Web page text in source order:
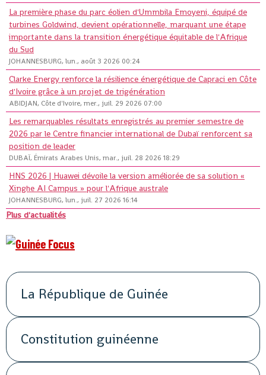
La première phase du parc éolien d'Ummbila Emoyeni, équipé de
turbines Goldwind, devient opérationnelle, marquant une étape
importante dans la transition énergétique équitable de l'Afrique
du Sud
JOHANNESBURG, lun., août 3 2026 00:24
Clarke Energy renforce la résilience énergétique de Capraci en Côte
d'Ivoire grâce à un projet de trigénération
ABIDJAN, Côte d'Ivoire, mer., juil. 29 2026 07:00
Les remarquables résultats enregistrés au premier semestre de
2026 par le Centre financier international de Dubaï renforcent sa
position de leader
DUBAÏ, Émirats Arabes Unis, mar., juil. 28 2026 18:29
HNS 2026 | Huawei dévoile la version améliorée de sa solution «
Xinghe AI Campus » pour l'Afrique australe
JOHANNESBURG, lun., juil. 27 2026 16:14
Plus d'actualités
La République de Guinée
Constitution guinéenne